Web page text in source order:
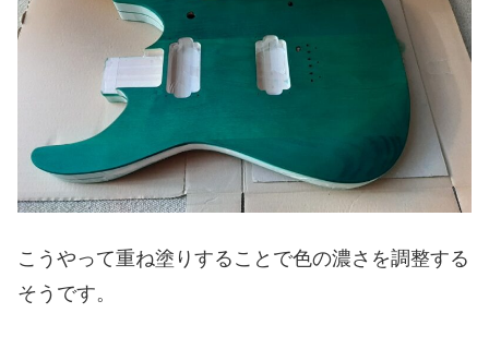
こうやって重ね塗りすることで色の濃さを調整する
そうです。